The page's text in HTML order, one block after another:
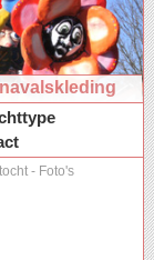
- Foto's